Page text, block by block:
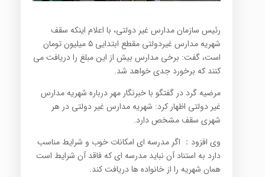
رئیس سازمان مدارس غیر دولتی، با اعلام اینکه سقف
شهریه مدارس غیردولتی مقطع ابتدایی ۵ میلیون تومان
است، گفت: برخی مدارس بیش از این مبلغ را دریافت می
کنند که برخورد جدی خواهد شد.
مرضیه گرد در گفتگو با خبرنگار مهر درباره شهریه مدارس
غیر دولتی اظهار کرد: شهریه مدارس غیر دولتی در هر
شهری سقف مشخص دارد.
وی افزود： اگر مدرسه ای امکانات خوب و شرایط مناسب
دارد به استناد آن نباید مدرسه ای که فاقد آن شرایط است
همان شهریه را از خانواده ها دریافت کند.